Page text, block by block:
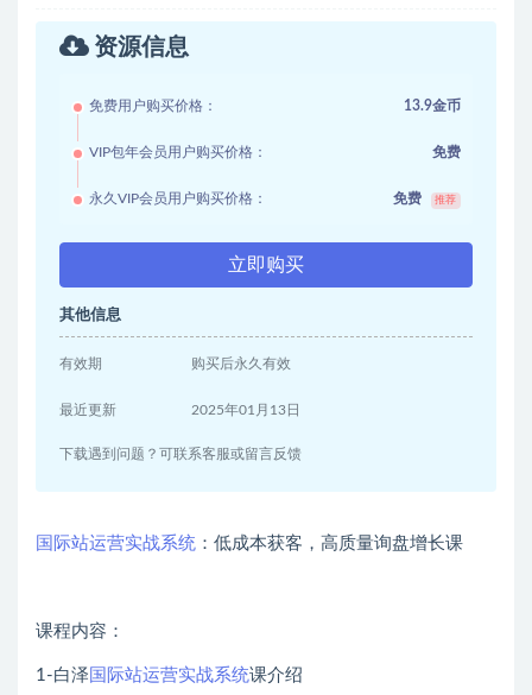
资源信息
免费用户购买价格： 13.9金币
VIP包年会员用户购买价格： 免费
永久VIP会员用户购买价格： 免费 推荐
立即购买
其他信息
有效期 购买后永久有效
最近更新 2025年01月13日
下载遇到问题？可联系客服或留言反馈
国际站运营实战系统 ：低成本获客，高质量询盘增长课
课程内容：
1-白泽 国际站运营实战系统课介绍